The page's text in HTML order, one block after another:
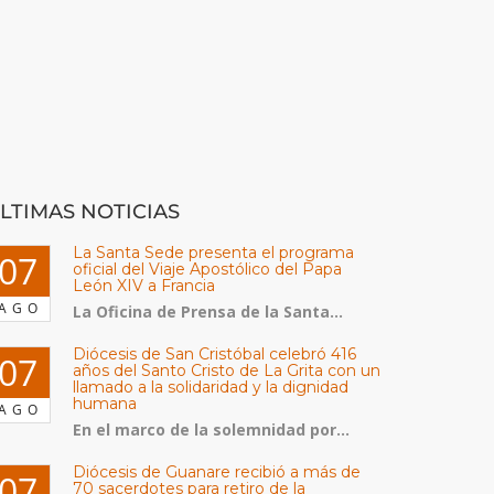
NOTICIAS
La Santa Sede presenta el programa
oficial del Viaje Apostólico del Papa
León XIV a Francia
La Oficina de Prensa de la Santa...
Diócesis de San Cristóbal celebró 416
años del Santo Cristo de La Grita con un
llamado a la solidaridad y la dignidad
humana
En el marco de la solemnidad por...
Diócesis de Guanare recibió a más de
70 sacerdotes para retiro de la